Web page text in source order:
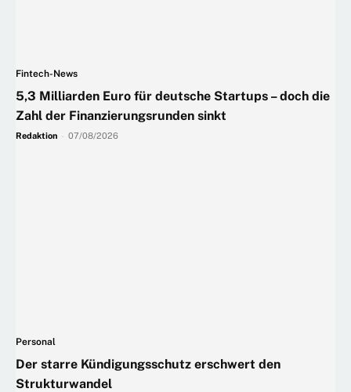
Fintech-News
5,3 Milliarden Euro für deutsche Startups – doch die
Zahl der Finanzierungsrunden sinkt
Redaktion 07/08/2026
Personal
Der starre Kündigungsschutz erschwert den
Strukturwandel